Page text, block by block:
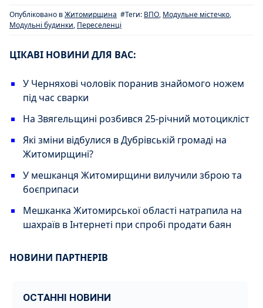
Опубліковано вЖитомирщина #Теги: ВПО, Модульне містечко,
Модульні будинки, Переселенці
ЦІКАВІ НОВИНИ ДЛЯ ВАС:
У Черняхові чоловік поранив знайомого ножем
під час сварки
На Звягельщині розбився 25-річний мотоцикліст
Які зміни відбулися в Дубрівській громаді на
Житомирщині?
У мешканця Житомирщини вилучили зброю та
боєприпаси
Мешканка Житомирської області натрапила на
шахраїв в Інтернеті при спробі продати баян
НОВИНИ ПАРТНЕРІВ
ОСТАННІ НОВИНИ